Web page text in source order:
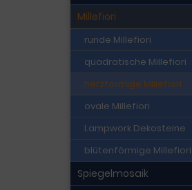
Millefiori
runde Millefiori
quadratische Millefiori
herzförmige Millefiori
ovale Millefiori
Lampwork Dekosteine
blütenförmige Millefiori
Spiegelmosaik